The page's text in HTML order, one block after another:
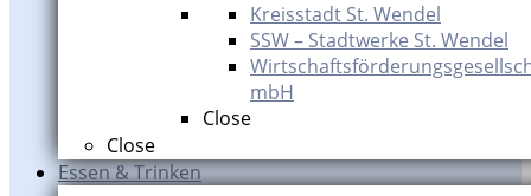
Kreisstadt St. Wendel
SSW – Stadtwerke St. Wendel
mbH
Close
Close
Essen & Trinken